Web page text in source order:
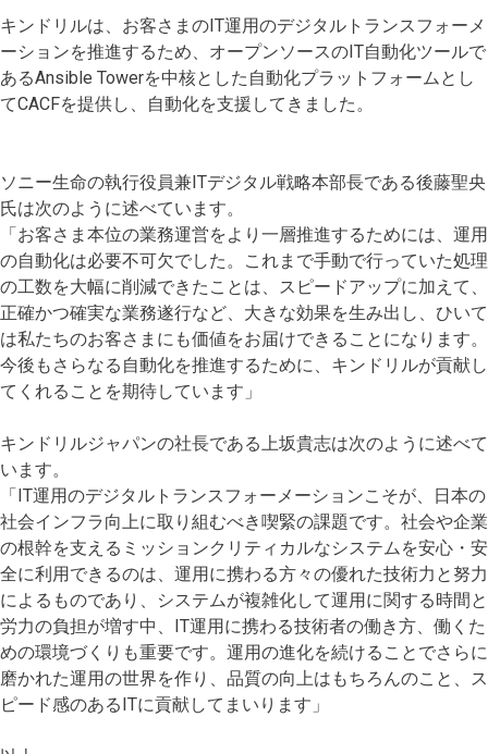
キンドリルは、お客さまのIT運用のデジタルトランスフォーメ
ーションを推進するため、オープンソースのIT自動化ツールで
あるAnsible Towerを中核とした自動化プラットフォームとし
てCACFを提供し、自動化を支援してきました。
ソニー生命の執行役員兼ITデジタル戦略本部長である後藤聖央
氏は次のように述べています。
「お客さま本位の業務運営をより一層推進するためには、運用
の自動化は必要不可欠でした。これまで手動で行っていた処理
の工数を大幅に削減できたことは、スピードアップに加えて、
正確かつ確実な業務遂行など、大きな効果を生み出し、ひいて
は私たちのお客さまにも価値をお届けできることになります。
今後もさらなる自動化を推進するために、キンドリルが貢献し
てくれることを期待しています」
キンドリルジャパンの社長である上坂貴志は次のように述べて
います。
「IT運用のデジタルトランスフォーメーションこそが、日本の
社会インフラ向上に取り組むべき喫緊の課題です。社会や企業
の根幹を支えるミッションクリティカルなシステムを安心・安
全に利用できるのは、運用に携わる方々の優れた技術力と努力
によるものであり、システムが複雑化して運用に関する時間と
労力の負担が増す中、IT運用に携わる技術者の働き方、働くた
めの環境づくりも重要です。運用の進化を続けることでさらに
磨かれた運用の世界を作り、品質の向上はもちろんのこと、ス
ピード感のあるITに貢献してまいります」